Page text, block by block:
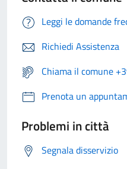
Leggi le domande
Richiedi Assistenza
Chiama il comune
Prenota un
Problemi in città
Segnala disservizio